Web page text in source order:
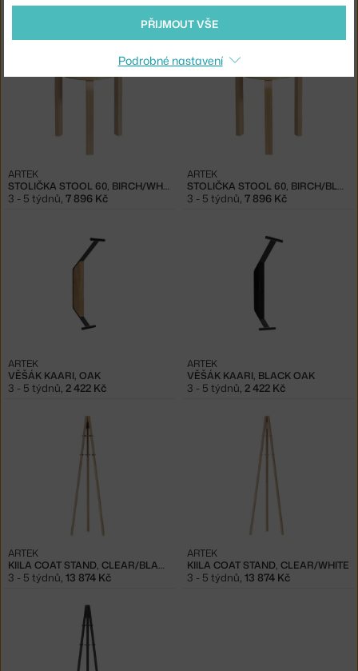
3 - 5 týdnů,49 109 Kč 12 - 14 týdnů,7 110 Kč
STOLIČKA STOOL 60, BIRCH/WHITE
ARTEK
3 - 5 týdnů, 7 896 Kč
STOLIČKA STOOL 60, BIRCH/BLACK
ARTEK
3 - 5 týdnů, 7 896 Kč
VĚŠÁK KAARI, OAK
ARTEK
3 - 5 týdnů, 2 422 Kč
VĚŠÁK KAARI, BLACK OAK
ARTEK
3 - 5 týdnů, 2 422 Kč
KIILA COAT STAND, CLEAR/BLACK
ARTEK
3 - 5 týdnů, 13 874 Kč
KIILA COAT STAND, CLEAR/WHITE
ARTEK
3 - 5 týdnů, 13 874 Kč
PŘIJMOUT VŠE
Podrobné nastavení